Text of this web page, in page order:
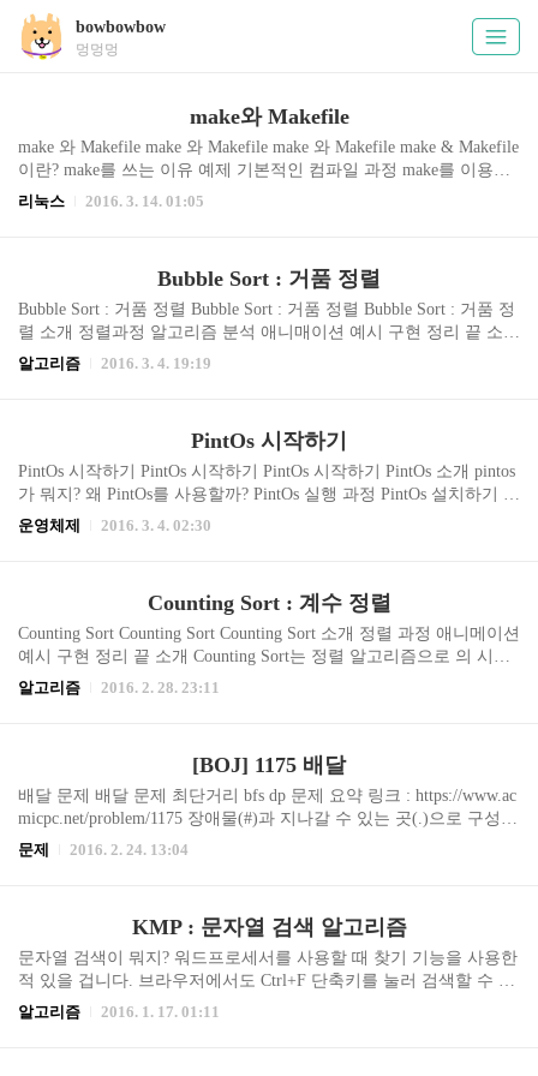
bowbowbow
멍멍멍
make와 Makefile
make 와 Makefile make 와 Makefile make 와 Makefile make & Makefile
이란? make를 쓰는 이유 예제 기본적인 컴파일 과정 make를 이용한
컴파일 과정 Makefile 의 구성 Makefile의 기본구조 Makefile 작성규
어로 컴파일을 실행하는 경우를 자주 보셨을 것입니다. Makefile이
있는 디렉토리에서 make 만 치면 컴파일이 실행된다?? 어떻게 이런
일이 일어날 수 있는 것일까요? 왜냐하면 make는..
리눅스 2016. 3. 14. 01:05
Bubble Sort : 거품 정렬
Bubble Sort : 거품 정렬 Bubble Sort : 거품 정렬 Bubble Sort : 거품 정
렬 소개 정렬과정 알고리즘 분석 애니매이션 예시 구현 정리 끝 소개
Bubble Sort는 인접한 두 수를 비교하여 큰 수를 뒤로 보내는 간단한
간 복잡도 입니다. 원소의 이동이 거품이 수면으로 올라오는 듯한 모
습을 보이기 때문에 Bubble Sort라는 이름을 가지게 되었다고 하네요
^^ 아래 버블 소트의 애니매이션 예시에서 정말 거품 같은지 직접 확
인해 보시기 바랍니다. 정렬과정 다음과 같이 다섯 개..
알고리즘 2016. 3. 4. 19:19
PintOs 시작하기
PintOs 시작하기 PintOs 시작하기 PintOs 시작하기 PintOs 소개 pintos
가 뭐지? 왜 PintOs를 사용할까? PintOs 실행 과정 PintOs 설치하기 1.
Ubuntu 환경 준비하기 2. gcc-4.4 설치 3. bochs 설치 4. PintOs 설치 Pi
86 아키텍처는 인텔이 개발한 마이크로 프로세서 계열과 이 프로세
서들에서 사용한 기계어 명령어 집합을 의미합니다. pintos에서 17가
지의 과제를 수행하며 User Program, Thread, V..
운영체제 2016. 3. 4. 02:30
Counting Sort : 계수 정렬
Counting Sort Counting Sort Counting Sort 소개 정렬 과정 애니메이션
예시 구현 정리 끝 소개 Counting Sort는 정렬 알고리즘으로 의 시간
복잡도를 갖습니다. 반면 일반적 상황에서 가장 빠른 정렬 알고리즘
ounting Sort가 어떻게 작동하는지 이해하고 나면 위 의문에 대한 답
을 스스로 할 수 있을 겁니다! 정렬 과정 다음과 같은 수열 A를 정렬
해야하는 상황을 생각해봅시다. 위 수열을 정렬하면 아래와 같은 수
열 B를 얻습니다..
알고리즘 2016. 2. 28. 23:11
[BOJ] 1175 배달
배달 문제 배달 문제 최단거리 bfs dp 문제 요약 링크 : https://www.ac
micpc.net/problem/1175 장애물(#)과 지나갈 수 있는 곳(.)으로 구성된
격자판안에 있는 시작점(S)에서 출발해서 두 군데(C)에 배달하는데
인다. 아래 두 조건 때문이다. 두 군데에 배달해야함 같은 방향으로
두번 이동할 수 없음 같은 방향으로 두번 이동할 수 없다는 조건은
각 지점의 상태를 들어온 방향을 기준으로 오른쪽(0), 오(1), 위(2),
아래(3)로 구체화해서 다음 지점으로 이동할 때 이 방향을..
문제 2016. 2. 24. 13:04
KMP : 문자열 검색 알고리즘
문자열 검색이 뭐지? 워드프로세서를 사용할 때 찾기 기능을 사용한
적 있을 겁니다. 브라우저에서도 Ctrl+F 단축키를 눌러 검색할 수 있
습니다. 아래 이미지는 브라우저에서 "테이프"를 검색했을 때 결과
알고리즘 2016. 1. 17. 01:11